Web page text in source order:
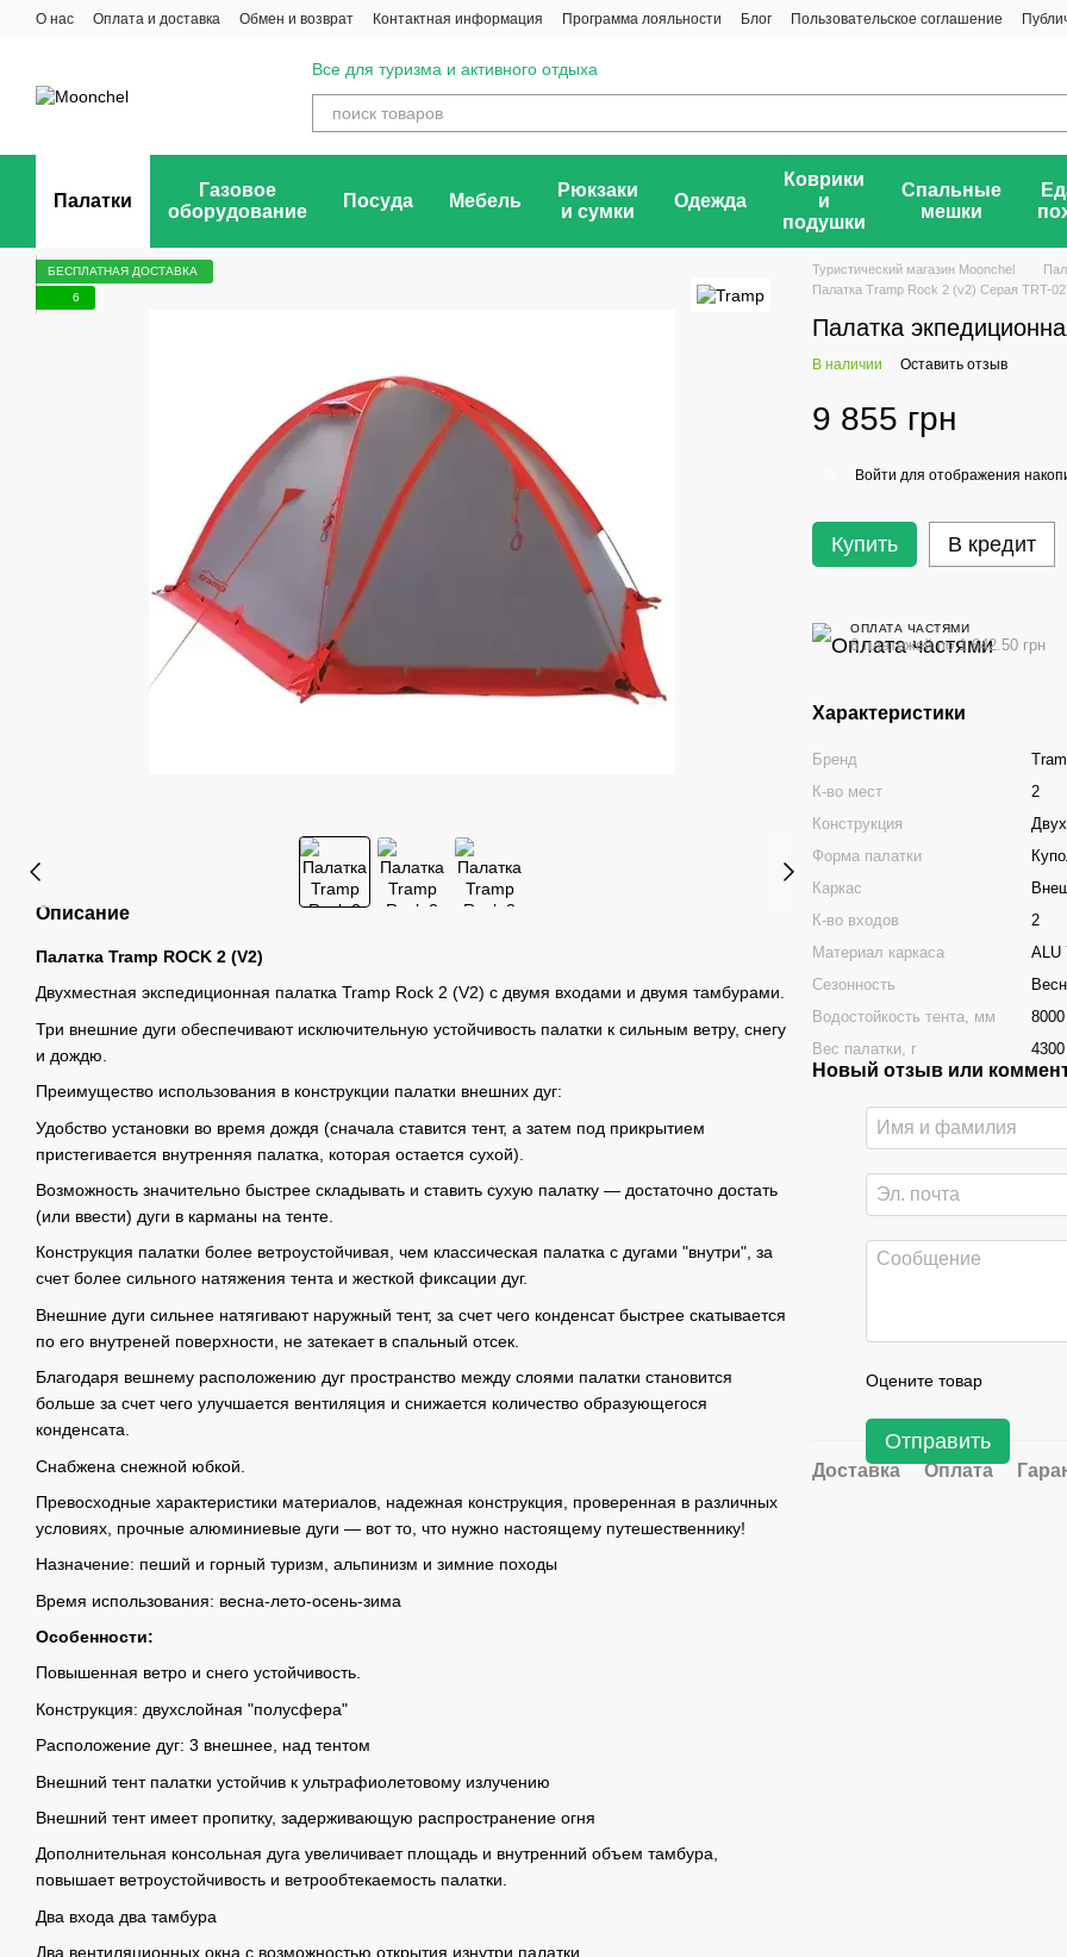
Перейти к основному контенту
О нас Оплата и доставка Обмен и возврат Контактная информация Программа лояльности Блог Пользовательское соглашение
Все для туризма и активного отдыха
Палатки
Газовое
оборудование
Посуда Мебель
Рюкзаки
и сумки
Одежда
Коврики
и
подушки
Спальные
мешки
БЕСПЛАТНАЯ ДОСТАВКА
6
Описание
Палатка Tramp ROCK 2 (V2)
Двухместная экспедиционная палатка Tramp Rock 2 (V2) c двумя входами и двумя тамбурами.
Три внешние дуги обеспечивают исключительную устойчивость палатки к сильным ветру, снегу
и дождю.
Преимущество использования в конструкции палатки внешних дуг:
Удобство установки во время дождя (сначала ставится тент, а затем под прикрытием
пристегивается внутренняя палатка, которая остается сухой).
Возможность значительно быстрее складывать и ставить сухую палатку — достаточно достать
(или ввести) дуги в карманы на тенте.
Конструкция палатки более ветроустойчивая, чем классическая палатка с дугами "внутри", за
счет более сильного натяжения тента и жесткой фиксации дуг.
Внешние дуги сильнее натягивают наружный тент, за счет чего конденсат быстрее скатывается
по его внутреней поверхности, не затекает в спальный отсек.
Благодаря вешнему расположению дуг пространство между слоями палатки становится
больше за счет чего улучшается вентиляция и снижается количество образующегося
конденсата.
Снабжена снежной юбкой.
Превосходные характеристики материалов, надежная конструкция, проверенная в различных
условиях, прочные алюминиевые дуги — вот то, что нужно настоящему путешественнику!
Назначение: пеший и горный туризм, альпинизм и зимние походы
Время использования: весна-лето-осень-зима
Особенности:
Повышенная ветро и снего устойчивость.
Конструкция: двухслойная "полусфера"
Расположение дуг: 3 внешнее, над тентом
Внешний тент палатки устойчив к ультрафиолетовому излучению
Внешний тент имеет пропитку, задерживающую распространение огня
Дополнительная консольная дуга увеличивает площадь и внутренний объем тамбура,
повышает ветроустойчивость и ветрообтекаемость палатки.
Два входа два тамбура
Два вентиляционных окна с возможностью открытия изнутри палатки
Туристический магазин Moonchel
Палатка Tramp Rock 2 (v2) Серая TRT-
Палатка
В наличии Оставить отзыв
9 855 грн
Войти для отображения
Купить В кредит
ОПЛАТА ЧАСТЯМИ
6 платежей по 1 642.50 грн
Характеристики
Бренд
К-во мест
2
Конструкция
Форма палатки
Каркас
К-во входов
2
Материал каркаса
ALU
Сезонность
Водостойкость тента, мм
8000
Вес палатки, г
4300
Новый отзыв или
Оцените товар
Отправить
Доставка Оплата